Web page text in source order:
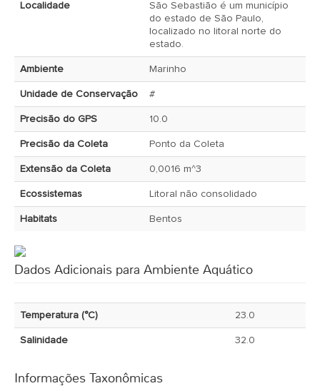
Localidade
São Sebastião é um município
do estado de São Paulo,
localizado no litoral norte do
estado.
Ambiente Marinho
Unidade de Conservação #
Precisão do GPS 10.0
Precisão da Coleta Ponto da Coleta
Extensão da Coleta 0,0016 m^3
Ecossistemas Litoral não consolidado
Habitats Bentos
Dados Adicionais para Ambiente Aquático
Temperatura (°C) 23.0
Salinidade 32.0
Informações Taxonômicas